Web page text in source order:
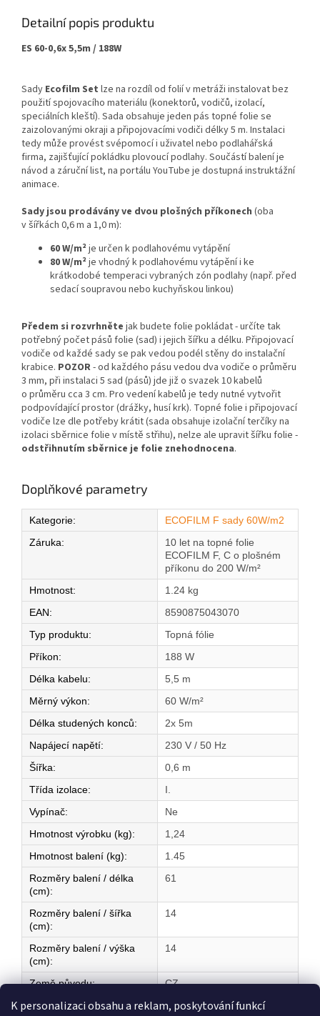
K personalizaci obsahu a reklam, poskytování funkcí
Detailní popis produktu
ES 60-0,6x 5,5m / 188W
Sady Ecofilm Set lze na rozdíl od folií v metráži instalovat bez
použití spojovacího materiálu (konektorů, vodičů, izolací,
speciálních kleští). Sada obsahuje jeden pás topné folie se
zaizolovanými okraji a připojovacími vodiči délky 5 m. Instalaci
tedy může provést svépomocí i uživatel nebo podlahářská
firma, zajišťující pokládku plovoucí podlahy. Součástí balení je
návod a záruční list, na portálu YouTube je dostupná instruktážní
animace.
Sady jsou prodávány ve dvou plošných příkonech (oba
v šířkách 0,6 m a 1,0 m):
60 W/m²je určen k podlahovému vytápění
80 W/m²je vhodný k podlahovému vytápění i ke
krátkodobé temperaci vybraných zón podlahy (např. před
sedací soupravou nebo kuchyňskou linkou)
Předem si rozvrhněte jak budete folie pokládat - určíte tak
potřebný počet pásů folie (sad) i jejich šířku a délku. Připojovací
vodiče od každé sady se pak vedou podél stěny do instalační
krabice. POZOR- od každého pásu vedou dva vodiče o průměru
3 mm, při instalaci 5 sad (pásů) jde již o svazek 10 kabelů
o průměru cca 3 cm. Pro vedení kabelů je tedy nutné vytvořit
podpovídající prostor (drážky, husí krk). Topné folie i připojovací
vodiče lze dle potřeby krátit (sada obsahuje izolační terčíky na
izolaci sběrnice folie v místě střihu), nelze ale upravit šířku folie -
odstřihnutím sběrnice je folie znehodnocena.
Doplňkové parametry
Kategorie:
ECOFILM F sady 60W/m2
Záruka:
10 let na topné folie
ECOFILM F, C o plošném
příkonu do 200 W/m²
Hmotnost:
1.24 kg
EAN:
8590875043070
Typ produktu:
Topná fólie
Příkon:
188 W
Délka kabelu:
5,5 m
Měrný výkon:
60 W/m²
Délka studených konců:
2x 5m
Napájecí napětí:
230 V / 50 Hz
Šířka:
0,6 m
Třída izolace:
I.
Vypínač:
Ne
Hmotnost výrobku (kg):
1,24
Hmotnost balení (kg):
1.45
Rozměry balení / délka
(cm):
61
Rozměry balení / šířka
(cm):
14
Rozměry balení / výška
(cm):
14
Země původu: CZ